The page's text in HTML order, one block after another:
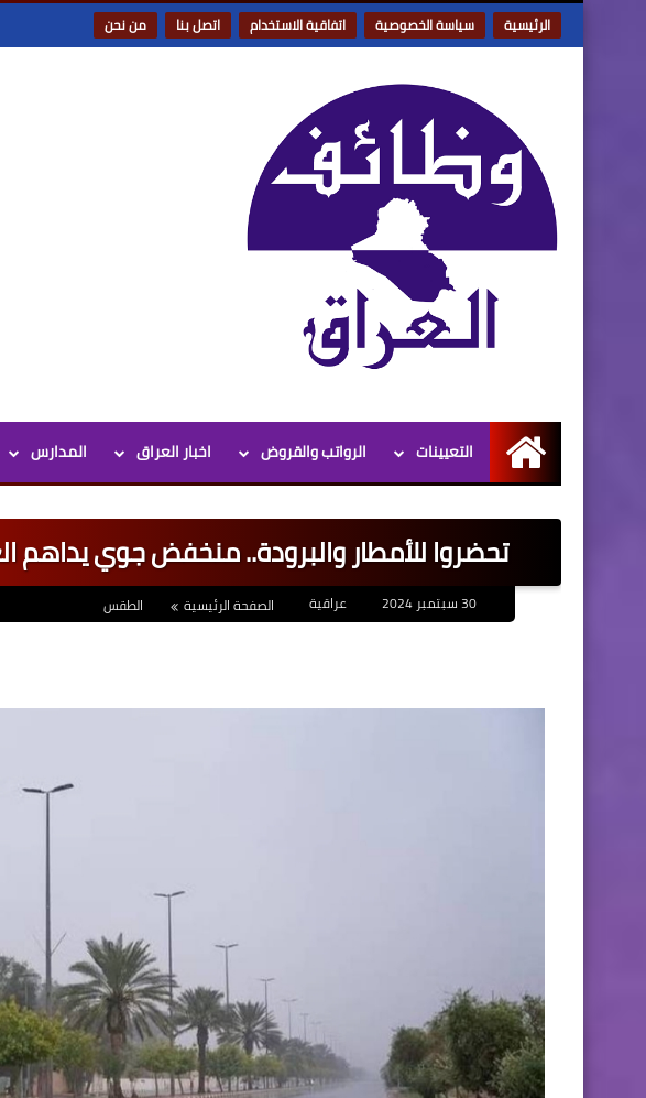
الرئيسية سياسة الخصوصية اتفاقية الاستخدام اتصل بنا من نحن
الرئيسية
التعيينات الرواتب والقروض اخبار العراق المدارس
تحضروا للأمطار والبرودة.. منخفض جوي يداهم العراق و7 محافظات
عراقية الصفحة الرئيسية الطقس